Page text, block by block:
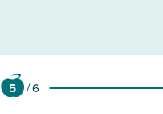
5 /6